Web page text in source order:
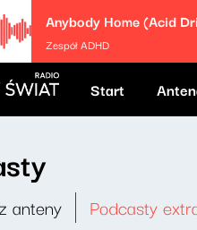
Anybody Home (Acid
Zespół ADHD
Start
anteny Podcasty